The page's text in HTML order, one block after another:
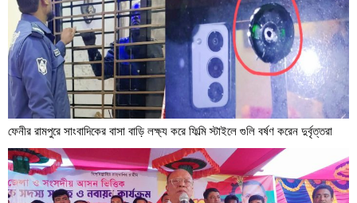
ফেনীর রামপুরে সাংবাদিকের বাসা বাড়ি লক্ষ্য করে ফিল্মি স্টাইলে গুলি বর্ষণ করেন দুর্বৃত্তরা